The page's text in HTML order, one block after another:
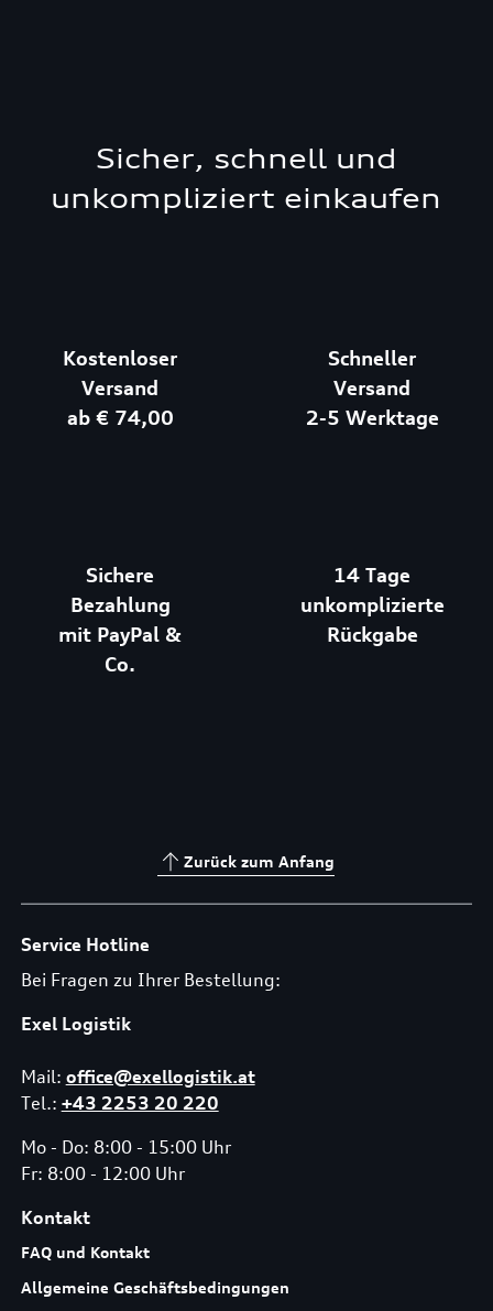
Sicher, schnell und
unkompliziert einkaufen
Kostenloser
Versand
ab € 74,00
Schneller
Versand
2-5 Werktage
Sichere
Bezahlung
mit PayPal &
Co.
14 Tage
unkomplizierte
Rückgabe
Zurück zum Anfang
Service Hotline
Bei Fragen zu Ihrer Bestellung:
Exel Logistik
Mail: office@exellogistik.at
Tel.: +43 2253 20 220
Mo - Do: 8:00 - 15:00 Uhr
Fr: 8:00 - 12:00 Uhr
Kontakt
FAQ und Kontakt
Allgemeine Geschäftsbedingungen